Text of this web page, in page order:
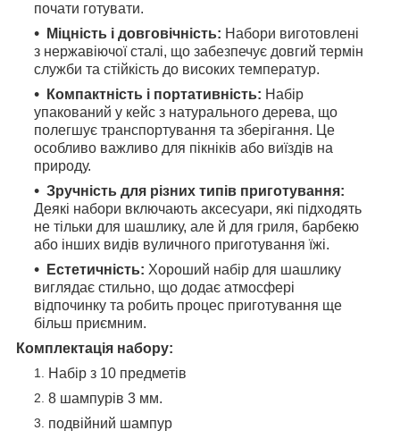
почати готувати.
Міцність і довговічність: Набори виготовлені
з нержавіючої сталі, що забезпечує довгий термін
служби та стійкість до високих температур.
Компактність і портативність: Набір
упакований у кейс з натурального дерева, що
полегшує транспортування та зберігання. Це
особливо важливо для пікніків або виїздів на
природу.
Зручність для різних типів приготування:
Деякі набори включають аксесуари, які підходять
не тільки для шашлику, але й для гриля, барбекю
або інших видів вуличного приготування їжі.
Естетичність: Хороший набір для шашлику
виглядає стильно, що додає атмосфері
відпочинку та робить процес приготування ще
більш приємним.
Комплектація набору:
Набір з 10 предметів
8 шампурів 3 мм.
подвійний шампур